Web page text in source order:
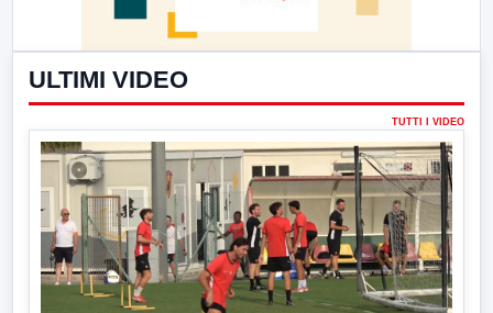
ULTIMI VIDEO
TUTTI I VIDEO